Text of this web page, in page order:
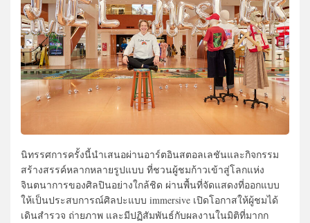
นิทรรศการครั้งนี้นำเสนอผ่านอาร์ตอินสตอลเลชันและกิจกรรม
สร้างสรรค์หลากหลายรูปแบบ ที่ชวนผู้ชมก้าวเข้าสู่โลกแห่ง
จินตนาการของศิลปินอย่างใกล้ชิด ผ่านพื้นที่จัดแสดงที่ออกแบบ
ให้เป็นประสบการณ์ศิลปะแบบ immersive เปิดโอกาสให้ผู้ชมได้
เดินสำรวจ ถ่ายภาพ และมีปฏิสัมพันธ์กับผลงานในมิติที่มากก